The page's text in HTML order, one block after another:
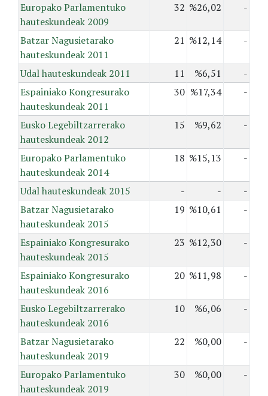
Europako Parlamentuko
hauteskundeak 2009
32 %26,02 -
Batzar Nagusietarako
hauteskundeak 2011
21 %12,14 -
Udal hauteskundeak 2011 11 %6,51
-
Espainiako Kongresurako
hauteskundeak 2011
30 %17,34 -
Eusko Legebiltzarrerako
hauteskundeak 2012
15 %9,62 -
Europako Parlamentuko
hauteskundeak 2014
18 %15,13 -
Udal hauteskundeak 2015 - -
-
Batzar Nagusietarako
hauteskundeak 2015
19 %10,61 -
Espainiako Kongresurako
hauteskundeak 2015
23 %12,30 -
Espainiako Kongresurako
hauteskundeak 2016
20 %11,98 -
Eusko Legebiltzarrerako
hauteskundeak 2016
10 %6,06 -
Batzar Nagusietarako
hauteskundeak 2019
22 %0,00 -
Europako Parlamentuko
hauteskundeak 2019
30 %0,00 -